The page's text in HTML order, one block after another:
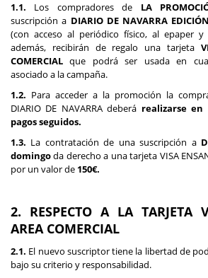
1.1. Los compradores de LA
suscripción a DIARIO DE NAVARRA EDICIÓN
(con acceso al periódico físico, al epaper
además, recibirán de regalo una tarjeta
COMERCIAL que podrá ser usada en
asociado a la campaña.
1.2. Para acceder a la promoción la
DIARIO DE NAVARRA deberá realizarse
pagos seguidos.
1.3. La contratación de una suscripción a
domingoda derecho a una tarjeta VISA
por un valor de 150€.
2. RESPECTO A LA TARJETA
AREA COMERCIAL
2.1. El nuevo suscriptor tiene la libertad de
bajo su criterio y responsabilidad.